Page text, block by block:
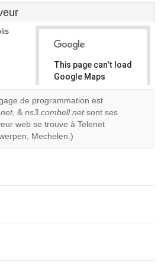
This page can't load
Google Maps
correctly.
Do you
own this
website?
de programmation est
, & ns3.combell.netsont ses
web se trouve à Telenet
Mechelen.)